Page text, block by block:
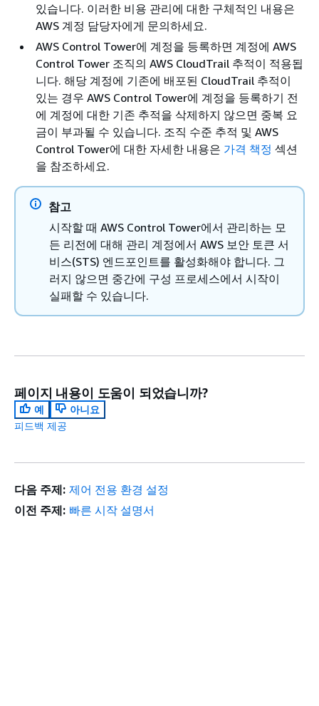
있습니다. 이러한 비용 관리에 대한 구체적인 내용은
AWS 계정 담당자에게 문의하세요.
AWS Control Tower에 계정을 등록하면 계정에 AWS
Control Tower 조직의 AWS CloudTrail 추적이 적용됩
니다. 해당 계정에 기존에 배포된 CloudTrail 추적이
있는 경우 AWS Control Tower에 계정을 등록하기 전
에 계정에 대한 기존 추적을 삭제하지 않으면 중복 요
금이 부과될 수 있습니다. 조직 수준 추적 및 AWS
Control Tower에 대한 자세한 내용은 가격 책정 섹션
을 참조하세요.
참고
시작할 때 AWS Control Tower에서 관리하는 모
든 리전에 대해 관리 계정에서 AWS 보안 토큰 서
비스(STS) 엔드포인트를 활성화해야 합니다. 그
러지 않으면 중간에 구성 프로세스에서 시작이
실패할 수 있습니다.
페이지 내용이 도움이 되었습니까?
예
아니요
피드백 제공
다음 주제: 제어 전용 환경 설정
이전 주제: 빠른 시작 설명서